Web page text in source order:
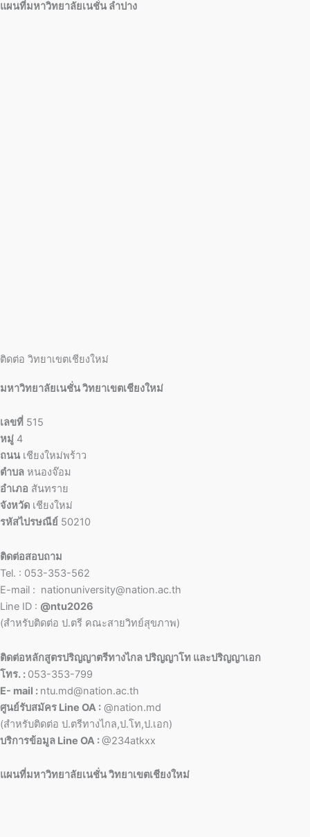
แผนที่มหาวิทยาลัยเนชั่น ลำปาง
ติดต่อ วิทยาเขตเชียงใหม่
มหาวิทยาลัยเนชั่น วิทยาเขตเชียงใหม่
เลขที่ 515
หมู่ 4
ถนน เชียงใหม่พร้าว
ตำบล หนองจ๊อม
อำเภอ สันทราย
จังหวัด เชียงใหม่
รหัสไปรษณีย์ 50210
ติดต่อสอบถาม
Tel. : 053-353-562
E-mail : nationuniversity@nation.ac.th
Line ID : @ntu2026
(สำหรับติดต่อ ป.ตรี คณะสายวิทย์สุขภาพ)
ติดต่อหลักสูตรปริญญาตรีทางไกล ปริญญาโท และปริญญาเอก
โทร. : 053-353-799
E- mail : ntu.md@nation.ac.th
ศูนย์รับสมัคร Line OA : @nation.md
(สำหรับติดต่อ ป.ตรีทางไกล,ป.โท,ป.เอก)
บริการข้อมูล Line OA :@234atkxx
แผนที่มหาวิทยาลัยเนชั่น วิทยาเขตเชียงใหม่